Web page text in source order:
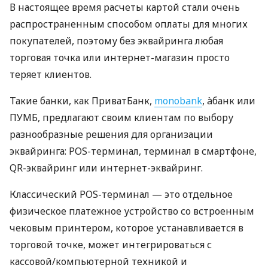
В настоящее время расчеты картой стали очень
распространенным способом оплаты для многих
покупателей, поэтому без эквайринга любая
торговая точка или интернет-магазин просто
теряет клиентов.
Такие банки, как ПриватБанк, monobank, àбанк или
ПУМБ, предлагают своим клиентам по выбору
разнообразные решения для организации
эквайринга: POS-терминал, терминал в смартфоне,
QR-эквайринг или интернет-эквайринг.
Классический POS-терминал — это отдельное
физическое платежное устройство со встроенным
чековым принтером, которое устанавливается в
торговой точке, может интегрироваться с
кассовой/компьютерной техникой и